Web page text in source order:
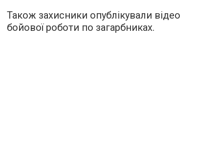
Також захисники опублікували відео
бойової роботи по загарбниках.